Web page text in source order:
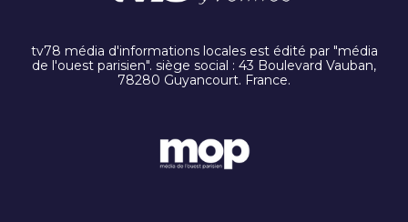
tv78 média d'informations locales est édité par "média
de l'ouest parisien". siège social : 43 Boulevard Vauban,
78280 Guyancourt. France.